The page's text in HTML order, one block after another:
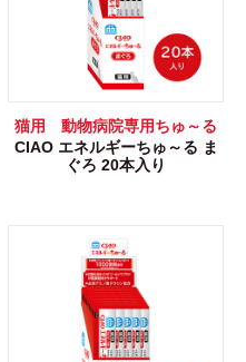
猫用 動物病院専用ちゅ～る
CIAO エネルギーちゅ～る ま
ぐろ 20本入り